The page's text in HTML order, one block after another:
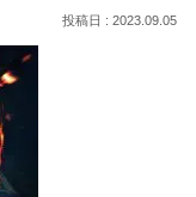
2023.09.05